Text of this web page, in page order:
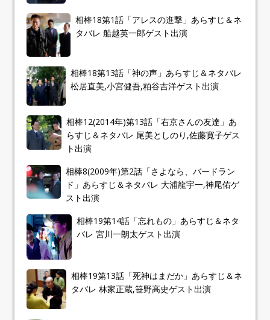
相棒18第1話「アレスの進撃」あらすじ＆ネ
タバレ 船越英一郎ゲスト出演
相棒18第13話「神の声」あらすじ＆ネタバレ
松居直美,小宮健吾,粕谷吉洋ゲスト出演
相棒12(2014年)第13話「右京さんの友達」あ
らすじ＆ネタバレ 尾美としのり,佐藤寛子ゲス
ト出演
相棒8(2009年)第2話「さよなら、バードラン
ド」あらすじ＆ネタバレ 大浦龍宇一,神尾佑ゲ
スト出演
相棒19第14話「忘れもの」あらすじ＆ネタ
バレ 宮川一朗太ゲスト出演
相棒19第13話「死神はまだか」あらすじ＆ネ
タバレ 林家正蔵,笹野高史ゲスト出演